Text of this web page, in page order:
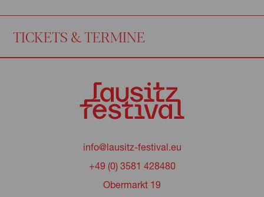
TICKETS & TERMINE
info@lausitz-festival.eu
+49 (0) 3581 428480
Obermarkt 19